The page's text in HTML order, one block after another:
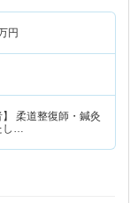
円
】 柔道整復師・鍼灸
し…